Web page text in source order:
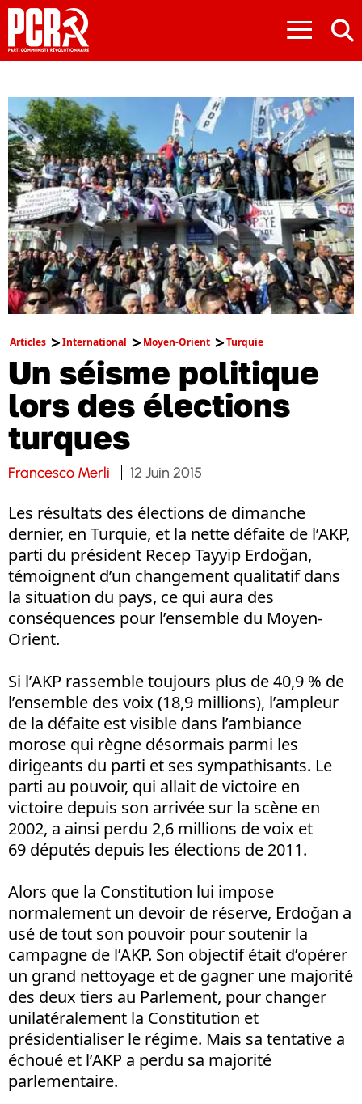
≡
Articles International Moyen-Orient Turquie
Un séisme politique
lors des élections
turques
Francesco Merli 12 Juin 2015
Les résultats des élections de dimanche
dernier, en Turquie, et la nette défaite de l’AKP,
parti du président Recep Tayyip Erdoğan,
témoignent d’un changement qualitatif dans
la situation du pays, ce qui aura des
conséquences pour l’ensemble du Moyen-
Orient.
Si l’AKP rassemble toujours plus de 40,9 % de
l’ensemble des voix (18,9 millions), l’ampleur
de la défaite est visible dans l’ambiance
morose qui règne désormais parmi les
dirigeants du parti et ses sympathisants. Le
parti au pouvoir, qui allait de victoire en
victoire depuis son arrivée sur la scène en
2002, a ainsi perdu 2,6 millions de voix et
69 députés depuis les élections de 2011.
Alors que la Constitution lui impose
normalement un devoir de réserve, Erdoğan a
usé de tout son pouvoir pour soutenir la
campagne de l’AKP. Son objectif était d’opérer
un grand nettoyage et de gagner une majorité
des deux tiers au Parlement, pour changer
unilatéralement la Constitution et
présidentialiser le régime. Mais sa tentative a
échoué et l’AKP a perdu sa majorité
parlementaire.